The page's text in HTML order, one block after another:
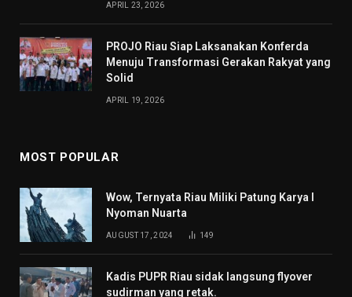
APRIL 23, 2026
PROJO Riau Siap Laksanakan Konferda
Menuju Transformasi Gerakan Rakyat yang
Solid
APRIL 19, 2026
MOST POPULAR
Wow, Ternyata Riau Miliki Patung Karya I
Nyoman Nuarta
AUGUST 17, 2024 149
Kadis PUPR Riau sidak langsung flyover
sudirman yang retak.